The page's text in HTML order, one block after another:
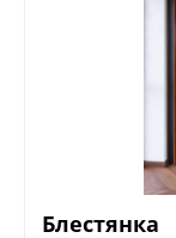
Блестянка